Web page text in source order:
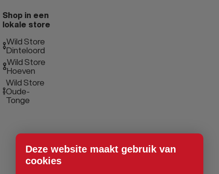
Deze website maakt gebruik van
cookies
Shop in een
lokale store
Wild Store
Dinteloord
Wild Store
Hoeven
Wild Store
Oude-
Tonge